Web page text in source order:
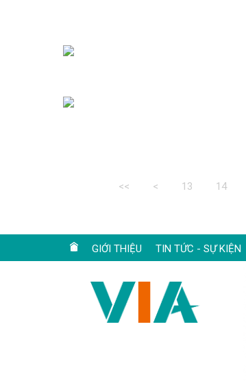
<< < 13 14
GIỚI THIỆU TIN TỨC - SỰ KIỆN